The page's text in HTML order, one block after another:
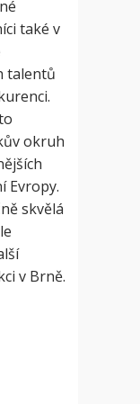
také v
talentů
okruh
Evropy.
skvělá
v Brně.